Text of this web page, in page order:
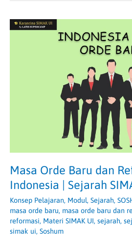
Masa Orde Baru dan
Indonesia | Sejarah
Konsep Pelajaran, Modul, Sejarah,
masa orde baru, masa orde baru dan
reformasi, Materi SIMAK UI, sejarah,
simak ui, Soshum
Masa